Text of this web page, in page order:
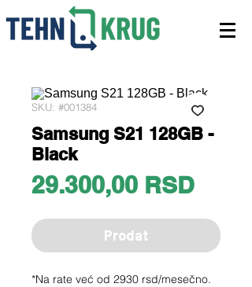
SKU: #001384
Samsung S21 128GB -
Black
29.300,00 RSDPrice
Prodat
*Na rate već od 2930 rsd/mesečno.